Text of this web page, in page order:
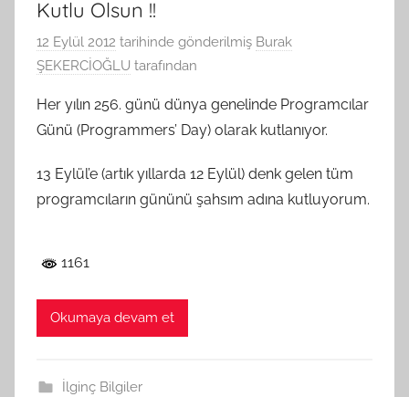
Kutlu Olsun !!
12 Eylül 2012 tarihinde gönderilmiş Burak
ŞEKERCİOĞLU tarafından
Her yılın 256. günü dünya genelinde Programcılar
Günü (Programmers’ Day) olarak kutlanıyor.
13 Eylül’e (artık yıllarda 12 Eylül) denk gelen tüm
programcıların gününü şahsım adına kutluyorum.
1161
Okumaya devam et
İlginç Bilgiler